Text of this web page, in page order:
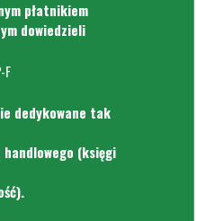
płatnikiem
dowiedzieli
dedykowane tak
handlowego (księgi